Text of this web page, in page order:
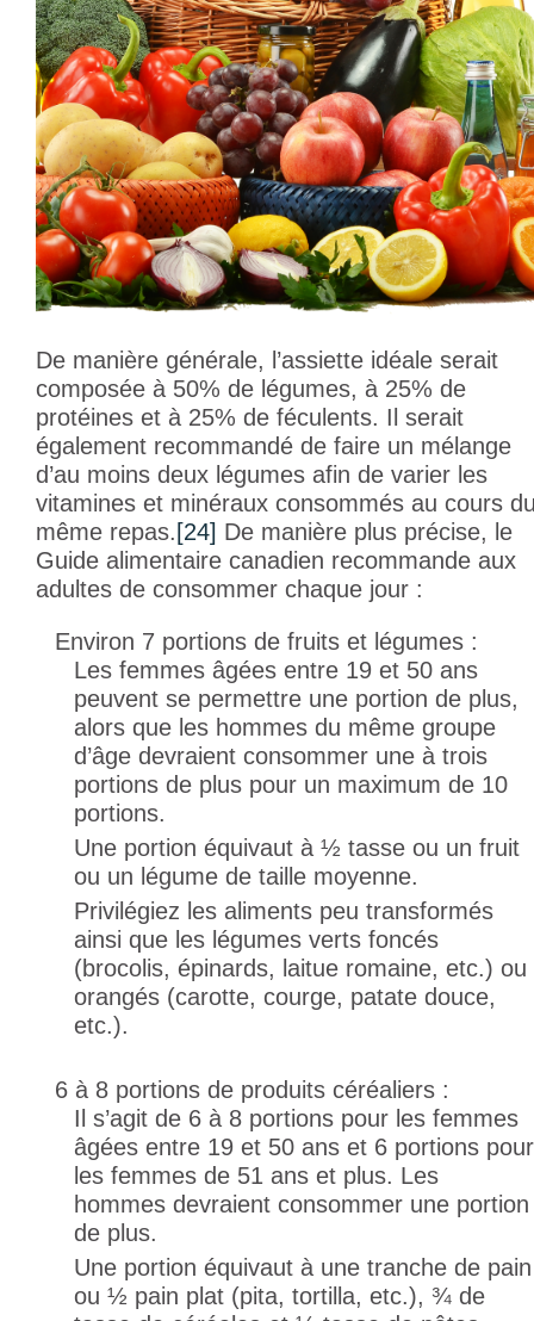
De manière générale, l’assiette idéale serait
composée à 50% de légumes, à 25% de
protéines et à 25% de féculents. Il serait
également recommandé de faire un mélange
d’au moins deux légumes afin de varier les
vitamines et minéraux consommés au cours
même repas.[24] De manière plus précise, le
Guide alimentaire canadien recommande aux
adultes de consommer chaque jour :
Environ 7 portions de fruits et légumes :
Les femmes âgées entre 19 et 50 ans
peuvent se permettre une portion de plus,
alors que les hommes du même groupe
d’âge devraient consommer une à trois
portions de plus pour un maximum de 10
portions.
Une portion équivaut à ½ tasse ou un fruit
ou un légume de taille moyenne.
Privilégiez les aliments peu transformés
ainsi que les légumes verts foncés
(brocolis, épinards, laitue romaine, etc.) ou
orangés (carotte, courge, patate douce,
etc.).
6 à 8 portions de produits céréaliers :
Il s’agit de 6 à 8 portions pour les femmes
âgées entre 19 et 50 ans et 6 portions pour
les femmes de 51 ans et plus. Les
hommes devraient consommer une portion
de plus.
Une portion équivaut à une tranche de pain
ou ½ pain plat (pita, tortilla, etc.), ¾ de